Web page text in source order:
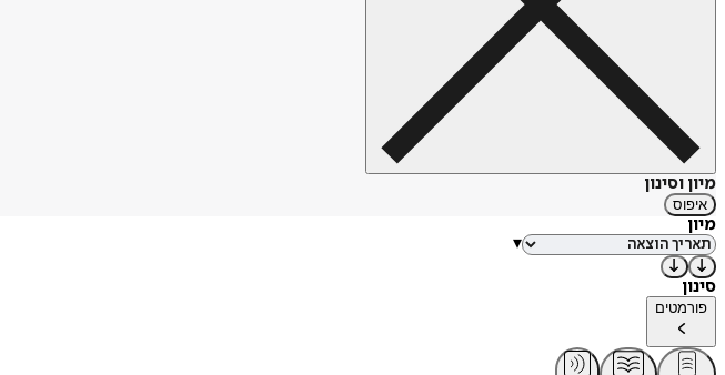
מיון וסינון
איפוס
מיון
▾
סינון
פורמטים